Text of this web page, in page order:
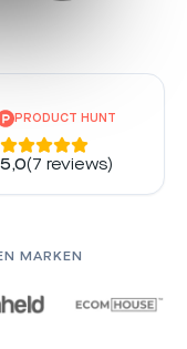
PRODUCT HUNT
5,0(7 reviews)
MARKEN